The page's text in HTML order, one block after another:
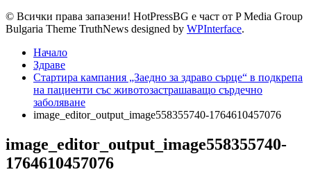
© Всички права запазени! HotPressBG е част от P Media Group
Bulgaria Theme TruthNews designed by WPInterface.
Начало
Здраве
Стартира кампания „Заедно за здраво сърце“ в подкрепа
на пациенти със животозастрашаващо сърдечно
заболяване
image_editor_output_image558355740-1764610457076
image_editor_output_image558355740-
1764610457076